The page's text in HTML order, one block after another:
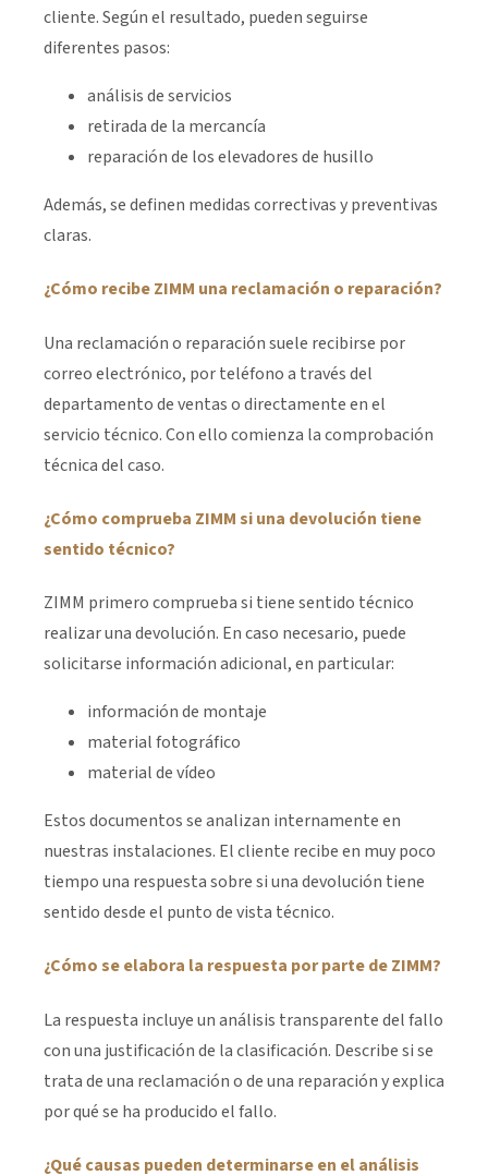
cliente. Según el resultado, pueden seguirse
diferentes pasos:
análisis de servicios
retirada de la mercancía
reparación de los elevadores de husillo
Además, se definen medidas correctivas y preventivas
claras.
¿Cómo recibe ZIMM una reclamación o reparación?
Una reclamación o reparación suele recibirse por
correo electrónico, por teléfono a través del
departamento de ventas o directamente en el
servicio técnico. Con ello comienza la comprobación
técnica del caso.
¿Cómo comprueba ZIMM si una devolución tiene
sentido técnico?
ZIMM primero comprueba si tiene sentido técnico
realizar una devolución. En caso necesario, puede
solicitarse información adicional, en particular:
información de montaje
material fotográfico
material de vídeo
Estos documentos se analizan internamente en
nuestras instalaciones. El cliente recibe en muy poco
tiempo una respuesta sobre si una devolución tiene
sentido desde el punto de vista técnico.
¿Cómo se elabora la respuesta por parte de ZIMM?
La respuesta incluye un análisis transparente del fallo
con una justificación de la clasificación. Describe si se
trata de una reclamación o de una reparación y explica
por qué se ha producido el fallo.
¿Qué causas pueden determinarse en el análisis